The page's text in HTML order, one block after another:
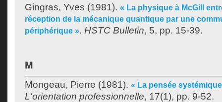
Gingras, Yves (1981). « La physique à McGill
réception de la mécanique quantique par une
périphérique ». HSTC Bulletin, 5, pp. 15-39.
M
Mongeau, Pierre (1981). « La pensée
L'orientation professionnelle, 17(1), pp. 9-52.